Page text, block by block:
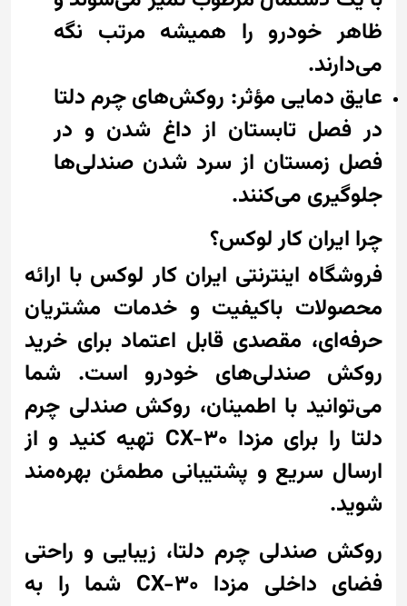
ظاهر خودرو را همیشه مرتب نگه
می‌دارند.
عایق دمایی مؤثر: روکش‌های چرم دلتا
در فصل تابستان از داغ شدن و در
فصل زمستان از سرد شدن صندلی‌ها
جلوگیری می‌کنند.
چرا ایران کار لوکس؟
فروشگاه اینترنتی ایران کار لوکس با ارائه
محصولات باکیفیت و خدمات مشتریان
حرفه‌ای، مقصدی قابل اعتماد برای خرید
روکش صندلی‌های خودرو است. شما
می‌توانید با اطمینان، روکش صندلی چرم
دلتا را برای مزدا CX-30 تهیه کنید و از
ارسال سریع و پشتیبانی مطمئن بهره‌مند
شوید.
روکش صندلی چرم دلتا، زیبایی و راحتی
فضای داخلی مزدا CX-30 شما را به